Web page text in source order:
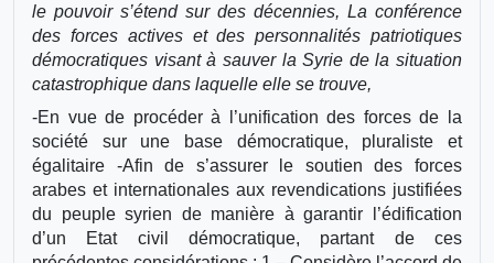
le pouvoir s’étend sur des décennies, La conférence
des forces actives et des personnalités patriotiques
démocratiques visant à sauver la Syrie de la situation
catastrophique dans laquelle elle se trouve,
-En vue de procéder à l’unification des forces de la
société sur une base démocratique, pluraliste et
égalitaire -Afin de s’assurer le soutien des forces
arabes et internationales aux revendications justifiées
du peuple syrien de manière à garantir l’édification
d’un Etat civil démocratique, partant de ces